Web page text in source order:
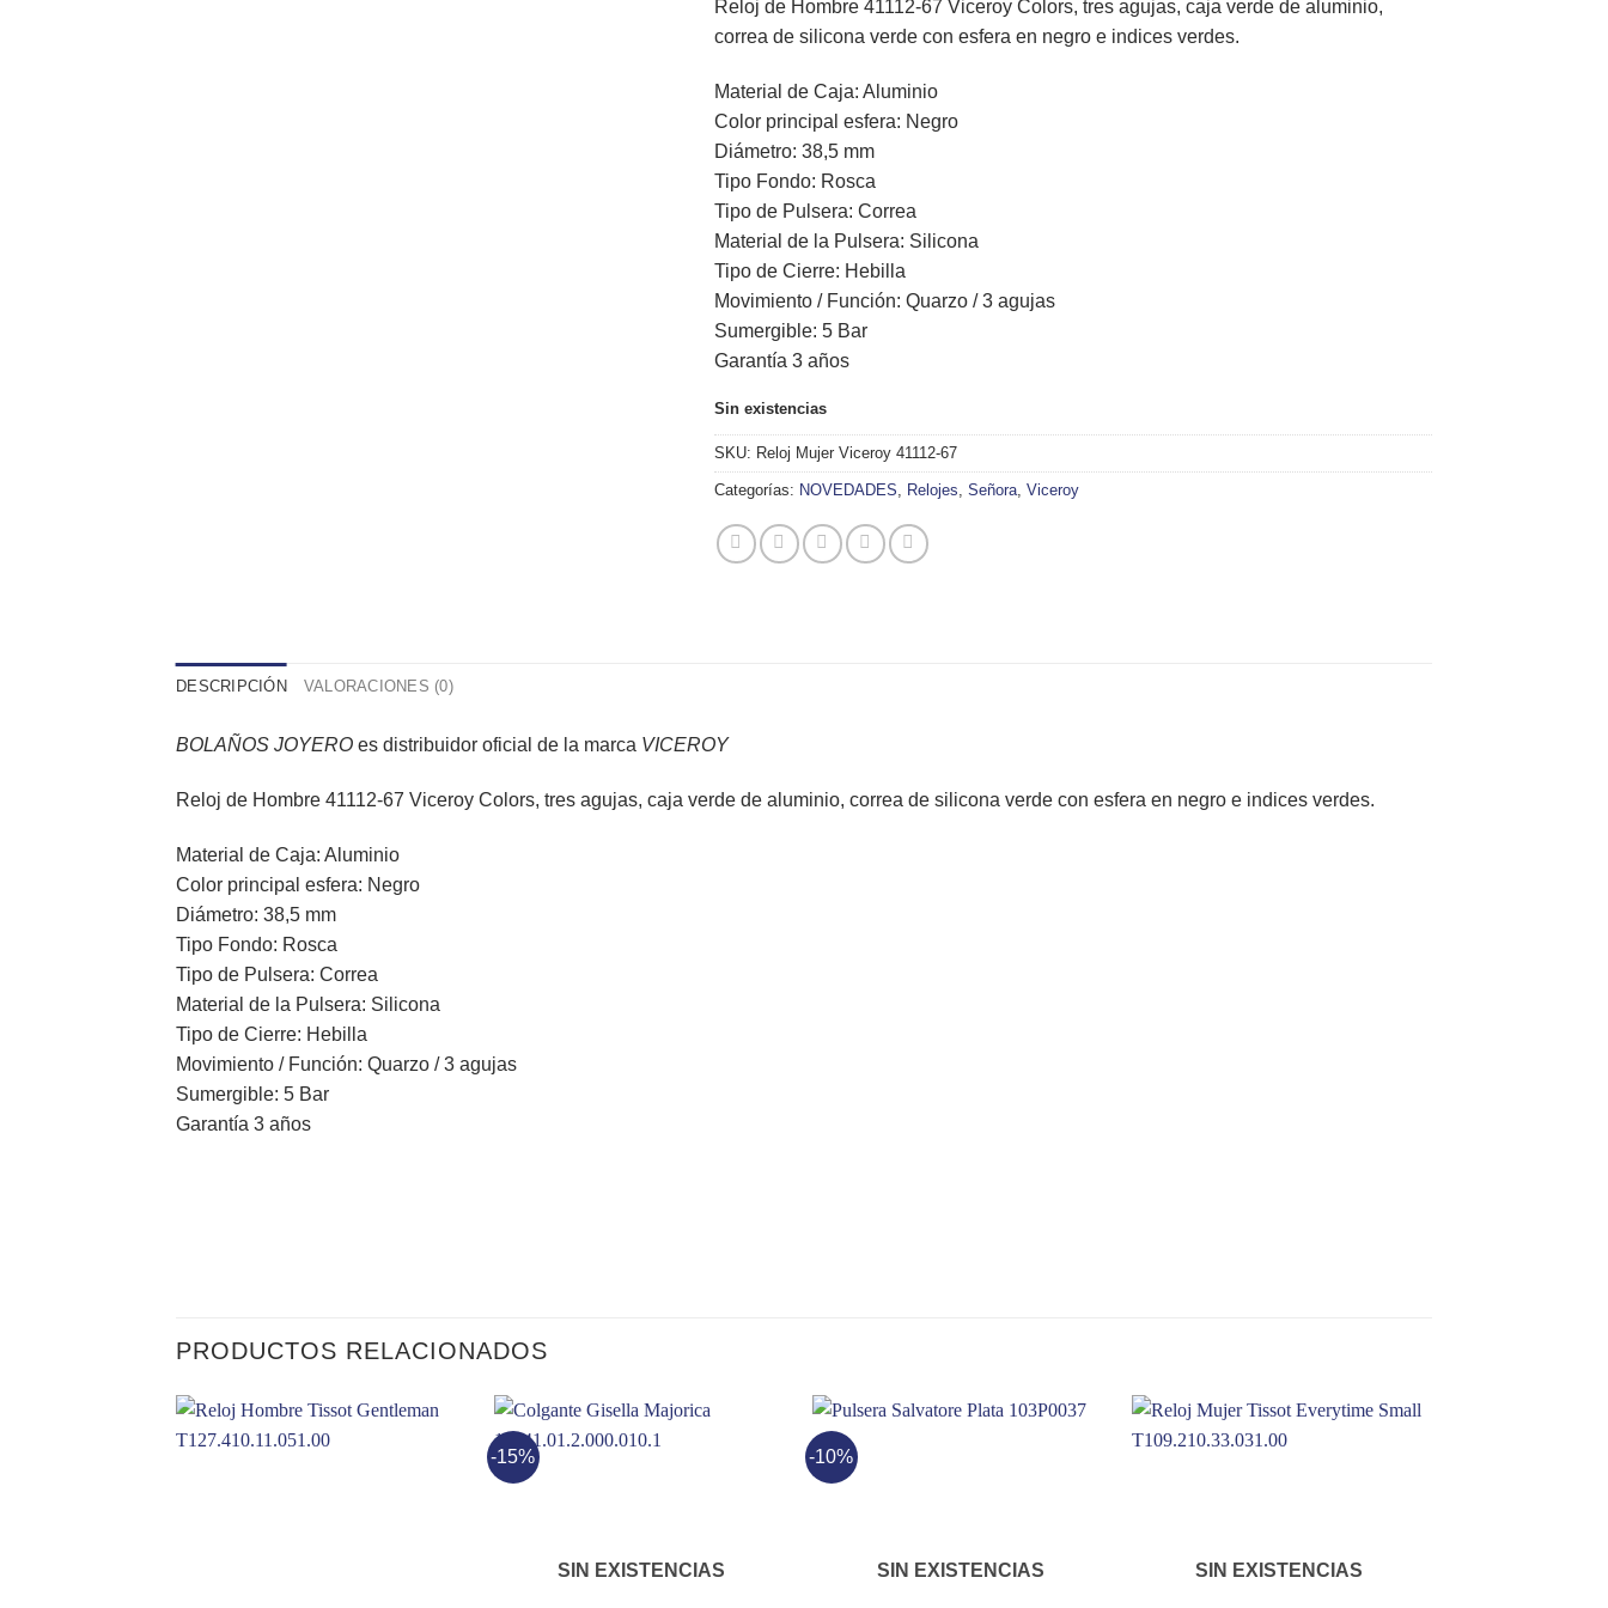
99,00€.89,00€.
Reloj de Hombre 41112-67 Viceroy Colors, tres agujas, caja verde de aluminio,
correa de silicona verde con esfera en negro e indices verdes.
Material de Caja: Aluminio
Color principal esfera: Negro
Diámetro: 38,5 mm
Tipo Fondo: Rosca
Tipo de Pulsera: Correa
Material de la Pulsera: Silicona
Tipo de Cierre: Hebilla
Movimiento / Función: Quarzo / 3 agujas
Sumergible: 5 Bar
Garantía 3 años
Sin existencias
SKU: Reloj Mujer Viceroy 41112-67
Categorías: NOVEDADES, Relojes, Señora, Viceroy
DESCRIPCIÓN VALORACIONES (0)
BOLAÑOS JOYERO es distribuidor oficial de la marca VICEROY
Reloj de Hombre 41112-67 Viceroy Colors, tres agujas, caja verde de aluminio, correa de silicona verde con esfera en negro e indices verdes.
Material de Caja: Aluminio
Color principal esfera: Negro
Diámetro: 38,5 mm
Tipo Fondo: Rosca
Tipo de Pulsera: Correa
Material de la Pulsera: Silicona
Tipo de Cierre: Hebilla
Movimiento / Función: Quarzo / 3 agujas
Sumergible: 5 Bar
Garantía 3 años
PRODUCTOS RELACIONADOS
-15%
SIN EXISTENCIAS
-10%
SIN EXISTENCIAS SIN EXISTENCIAS